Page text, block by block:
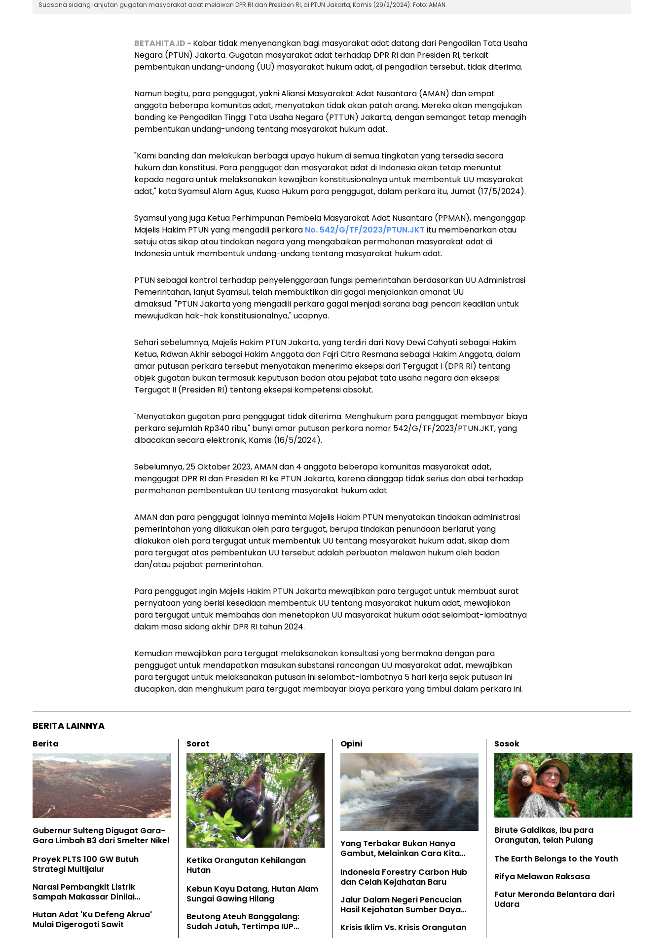
Suasana sidang lanjutan gugatan masyarakat adat melawan DPR RI dan Presiden RI, di PTUN Jakarta, Kamis (29/2/2024). Foto: AMAN.
BETAHITA.ID - Kabar tidak menyenangkan bagi masyarakat adat datang dari Pengadilan Tata Usaha
Negara (PTUN) Jakarta. Gugatan masyarakat adat terhadap DPR RI dan Presiden RI, terkait
pembentukan undang-undang (UU) masyarakat hukum adat, di pengadilan tersebut, tidak diterima.
Namun begitu, para penggugat, yakni Aliansi Masyarakat Adat Nusantara (AMAN) dan empat
anggota beberapa komunitas adat, menyatakan tidak akan patah arang. Mereka akan mengajukan
banding ke Pengadilan Tinggi Tata Usaha Negara (PTTUN) Jakarta, dengan semangat tetap menagih
pembentukan undang-undang tentang masyarakat hukum adat.
"Kami banding dan melakukan berbagai upaya hukum di semua tingkatan yang tersedia secara
hukum dan konstitusi. Para penggugat dan masyarakat adat di Indonesia akan tetap menuntut
kepada negara untuk melaksanakan kewajiban konstitusionalnya untuk membentuk UU masyarakat
adat," kata Syamsul Alam Agus, Kuasa Hukum para penggugat, dalam perkara itu, Jumat (17/5/2024).
Syamsul yang juga Ketua Perhimpunan Pembela Masyarakat Adat Nusantara (PPMAN), menganggap
Majelis Hakim PTUN yang mengadili perkara No. 542/G/TF/2023/PTUN.JKT itu membenarkan atau
setuju atas sikap atau tindakan negara yang mengabaikan permohonan masyarakat adat di
Indonesia untuk membentuk undang-undang tentang masyarakat hukum adat.
PTUN sebagai kontrol terhadap penyelenggaraan fungsi pemerintahan berdasarkan UU Administrasi
Pemerintahan, lanjut Syamsul, telah membuktikan diri gagal menjalankan amanat UU
dimaksud. "PTUN Jakarta yang mengadili perkara gagal menjadi sarana bagi pencari keadilan untuk
mewujudkan hak-hak konstitusionalnya," ucapnya.
Sehari sebelumnya, Majelis Hakim PTUN Jakarta, yang terdiri dari Novy Dewi Cahyati sebagai Hakim
Ketua, Ridwan Akhir sebagai Hakim Anggota dan Fajri Citra Resmana sebagai Hakim Anggota, dalam
amar putusan perkara tersebut menyatakan menerima eksepsi dari Tergugat I (DPR RI) tentang
objek gugatan bukan termasuk keputusan badan atau pejabat tata usaha negara dan eksepsi
Tergugat II (Presiden RI) tentang eksepsi kompetensi absolut.
"Menyatakan gugatan para penggugat tidak diterima. Menghukum para penggugat membayar biaya
perkara sejumlah Rp340 ribu," bunyi amar putusan perkara nomor 542/G/TF/2023/PTUN.JKT, yang
dibacakan secara elektronik, Kamis (16/5/2024).
Sebelumnya, 25 Oktober 2023, AMAN dan 4 anggota beberapa komunitas masyarakat adat,
menggugat DPR RI dan Presiden RI ke PTUN Jakarta, karena dianggap tidak serius dan abai terhadap
permohonan pembentukan UU tentang masyarakat hukum adat.
AMAN dan para penggugat lainnya meminta Majelis Hakim PTUN menyatakan tindakan administrasi
pemerintahan yang dilakukan oleh para tergugat, berupa tindakan penundaan berlarut yang
dilakukan oleh para tergugat untuk membentuk UU tentang masyarakat hukum adat, sikap diam
para tergugat atas pembentukan UU tersebut adalah perbuatan melawan hukum oleh badan
dan/atau pejabat pemerintahan.
Para penggugat ingin Majelis Hakim PTUN Jakarta mewajibkan para tergugat untuk membuat surat
pernyataan yang berisi kesediaan membentuk UU tentang masyarakat hukum adat, mewajibkan
para tergugat untuk membahas dan menetapkan UU masyarakat hukum adat selambat-lambatnya
dalam masa sidang akhir DPR RI tahun 2024.
Kemudian mewajibkan para tergugat melaksanakan konsultasi yang bermakna dengan para
penggugat untuk mendapatkan masukan substansi rancangan UU masyarakat adat, mewajibkan
para tergugat untuk melaksanakan putusan ini selambat-lambatnya 5 hari kerja sejak putusan ini
diucapkan, dan menghukum para tergugat membayar biaya perkara yang timbul dalam perkara ini.
BERITA LAINNYA
Berita
Gubernur Sulteng Digugat Gara-
Gara Limbah B3 dari Smelter Nikel
Proyek PLTS 100 GW Butuh
Strategi Multijalur
Narasi Pembangkit Listrik
Sampah Makassar Dinilai
Hutan Adat 'Ku Defeng Akrua'
Mulai Digerogoti Sawit
Sorot
Ketika Orangutan Kehilangan
Hutan
Kebun Kayu Datang, Hutan Alam
Sungai Gawing Hilang
Beutong Ateuh Banggalang:
Sudah Jatuh, Tertimpa IUP
Opini
Yang Terbakar Bukan Hanya
Gambut, Melainkan Cara Kita
Indonesia Forestry Carbon Hub
dan Celah Kejahatan Baru
Jalur Dalam Negeri Pencucian
Hasil Kejahatan Sumber Daya
Krisis Iklim Vs. Krisis Orangutan
Sosok
Birute Galdikas, Ibu para
Orangutan, telah Pulang
The Earth Belongs to the Youth
Rifya Melawan Raksasa
Fatur Meronda Belantara dari
Udara